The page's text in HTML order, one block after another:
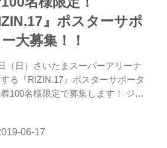
』ポスターサポ
大募集！！
（日）さいたまスーパーアリーナ
る『RIZIN.17』ポスターサポータ
100名様限定で募集します！ ジ
』のポスター掲示にご協力いた
は、下記の注意事項をご確認いた